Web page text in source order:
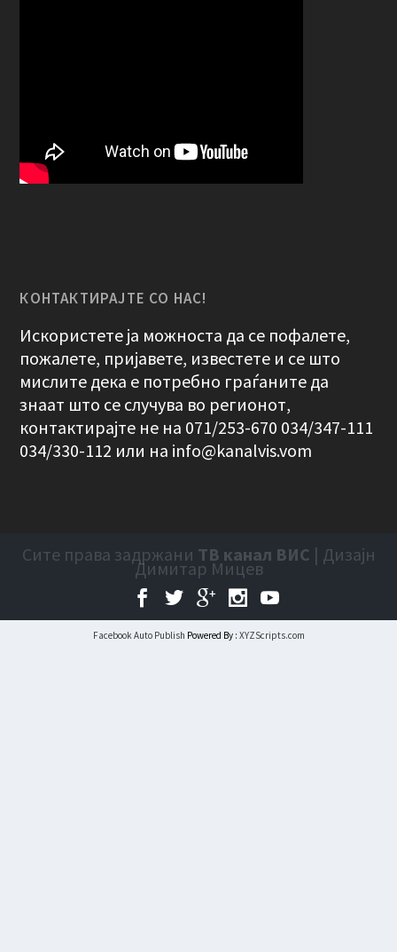
КОНТАКТИРАЈТЕ СО НАС!
Искористете ја можноста да се пофалете,
пожалете, пријавете, известете и се што
мислите дека е потребно граѓаните да
знаат што се случува во регионот,
контактирајте не на 071/253-670 034/347-111
034/330-112 или на info@kanalvis.vom
Сите права задржани ТВ канал ВИС | Дизајн
Димитар Мицев
Facebook Auto Publish Powered By : XYZScripts.com